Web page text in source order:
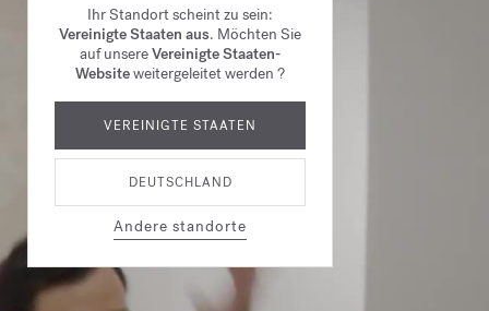
Ihr Standort scheint zu sein:
Vereinigte Staaten aus. Möchten Sie
auf unsereVereinigte Staaten-
Websiteweitergeleitet werden ?
VEREINIGTE STAATEN
DEUTSCHLAND
Andere standorte